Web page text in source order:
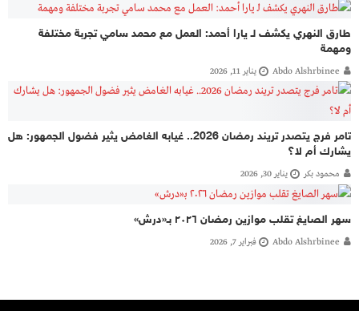
طارق النهري يكشف لـ يارا أحمد: العمل مع محمد سامي تجربة مختلفة
ومهمة
Abdo Alshrbinee يناير 11, 2026
تامر فرج يتصدر تريند رمضان 2026.. غيابه الغامض يثير فضول الجمهور: هل
يشارك أم لا؟
محمود بكر يناير 30, 2026
سهر الصايغ تقلب موازين رمضان ٢٠٢٦ بـ«درش»
Abdo Alshrbinee فبراير 7, 2026